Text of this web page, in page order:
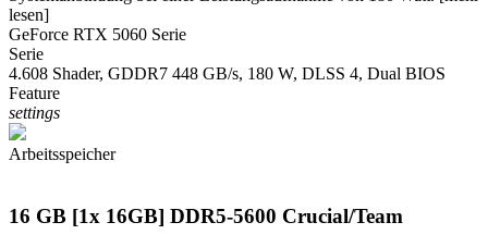
lesen]
GeForce RTX 5060 Serie
Serie
4.608 Shader, GDDR7 448 GB/s, 180 W, DLSS 4, Dual BIOS
Feature
settings
Arbeitsspeicher
16 GB [1x 16GB] DDR5-5600 Crucial/Team